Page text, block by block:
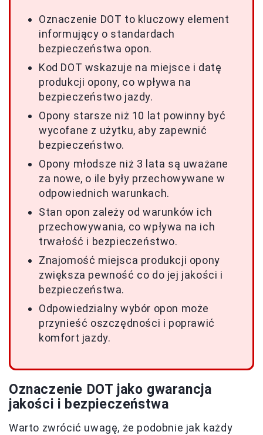
Oznaczenie DOT to kluczowy element
informujący o standardach
bezpieczeństwa opon.
Kod DOT wskazuje na miejsce i datę
produkcji opony, co wpływa na
bezpieczeństwo jazdy.
Opony starsze niż 10 lat powinny być
wycofane z użytku, aby zapewnić
bezpieczeństwo.
Opony młodsze niż 3 lata są uważane
za nowe, o ile były przechowywane w
odpowiednich warunkach.
Stan opon zależy od warunków ich
przechowywania, co wpływa na ich
trwałość i bezpieczeństwo.
Znajomość miejsca produkcji opony
zwiększa pewność co do jej jakości i
bezpieczeństwa.
Odpowiedzialny wybór opon może
przynieść oszczędności i poprawić
komfort jazdy.
Oznaczenie DOT jako gwarancja
jakości i bezpieczeństwa
Warto zwrócić uwagę, że podobnie jak każdy